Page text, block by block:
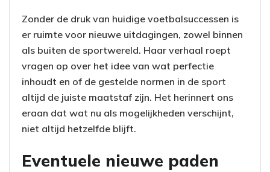
Zonder de druk van huidige voetbalsuccessen is
er ruimte voor nieuwe uitdagingen, zowel binnen
als buiten de sportwereld. Haar verhaal roept
vragen op over het idee van wat perfectie
inhoudt en of de gestelde normen in de sport
altijd de juiste maatstaf zijn. Het herinnert ons
eraan dat wat nu als mogelijkheden verschijnt,
niet altijd hetzelfde blijft.
Eventuele nieuwe paden